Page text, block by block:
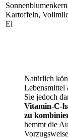
Kartoffeln,
Ei
Natürlich
Lebensmittel
Sie jedoch
Vitamin-C-
zu
hemmt die